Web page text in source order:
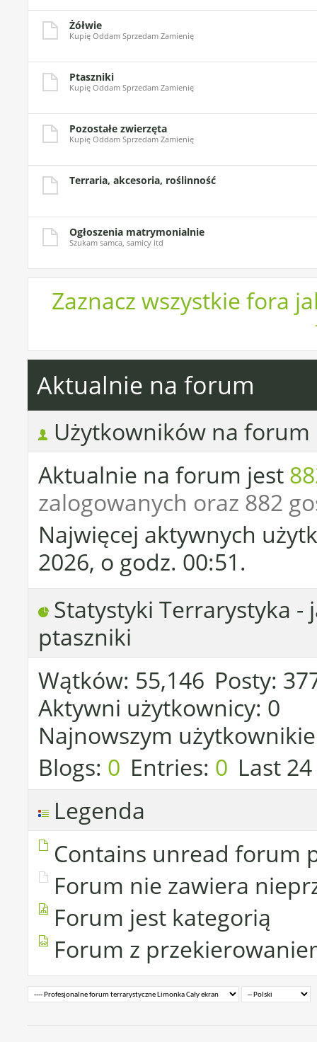
Żółwie
Kupię Oddam Sprzedam Zamienię
Ptaszniki
Kupię Oddam Sprzedam Zamienię
Pozostałe zwierzęta
Kupię Oddam Sprzedam Zamienię
Terraria, akcesoria, roślinność
Ogłoszenia matrymonialnie
Szukam samca, samicy itd
Zaznacz wszystkie fora
Aktualnie na forum
Użytkowników na forum
Aktualnie na forum jest
zalogowanych oraz 882
Najwięcej aktywnych
2026, o godz. 00:51.
Statystyki Terrarystyka -
ptaszniki
Wątków 55,146 Posty
Aktywni użytkownicy 0
Najnowszym
Blogs 0 Entries 0 Last
Legenda
Contains unread forum
Forum nie zawiera
Forum jest kategorią
Forum z